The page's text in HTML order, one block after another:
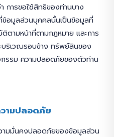
การขอใช้สิทธิของท่านบาง
ข้อมูลส่วนบุคคลนั้นเป็นข้อมูลที่
ตามหน้าที่ตามกฎหมาย และการ
ริเวณรอบข้าง ทรัพย์สินของ
รรม ความปลอดภัยของตัวท่าน
ามปลอดภัย
ามมั่นคงปลอดภัยของข้อมูลส่วน